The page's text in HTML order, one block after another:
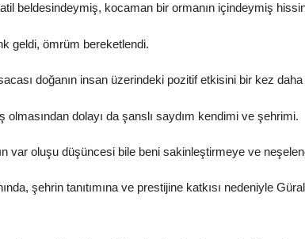
beldesindeymiş, kocaman bir ormanın içindeymiş
geldi, ömrüm bereketlendi.
doğanın insan üzerindeki pozitif etkisini bir kez
olmasından dolayı da şanslı saydım kendimi ve şehrimi.
var oluşu düşüncesi bile beni sakinleştirmeye ve
şehrin tanıtımına ve prestijine katkısı nedeniyle